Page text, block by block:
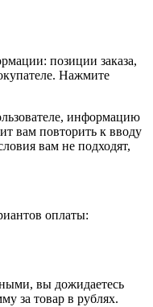
позиции заказа,
Нажмите
информацию
вам повторить к вводу
вам не подходят,
оплаты:
вы дожидаетесь
за товар в рублях.